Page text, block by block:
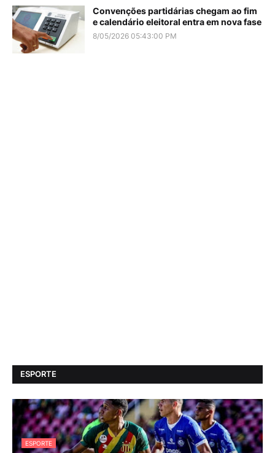
Convenções partidárias chegam ao fim
e calendário eleitoral entra em nova fase
8/05/2026 05:43:00 PM
ESPORTE
ESPORTE